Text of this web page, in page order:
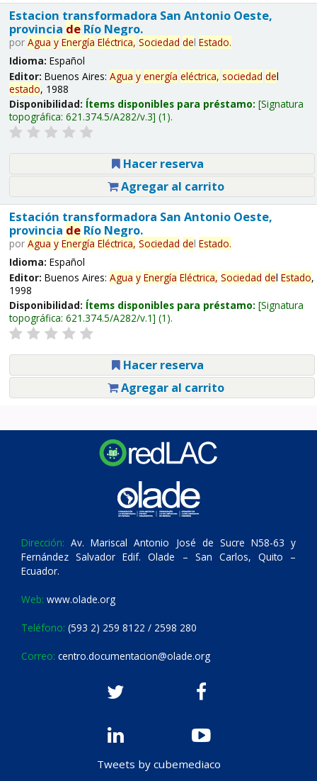
Estacion transformadora San Antonio Oeste,
provincia deRío Negro.
por Agua y Energía Eléctrica, Sociedad del Estado.
Idioma: Español
Editor: Buenos Aires: Agua y energía eléctrica, sociedad del
estado, 1988
Disponibilidad: Ítems disponibles para préstamo: Signatura
topográfica: 621.374.5/A282/v.3 (1).
Hacer reserva
Agregar al carrito
Estación transformadora San Antonio Oeste,
provincia deRío Negro.
por Agua y Energía Eléctrica, Sociedad del Estado.
Idioma: Español
Editor: Buenos Aires: Agua y Energía Eléctrica, Sociedad del Estado,
1998
Disponibilidad: Ítems disponibles para préstamo: Signatura
topográfica: 621.374.5/A282/v.1 (1).
Hacer reserva
Agregar al carrito
Dirección: Av. Mariscal Antonio José de Sucre N58-63 y
Fernández Salvador Edif. Olade – San Carlos, Quito –
Ecuador.
Web: www.olade.org
Teléfono: (593 2) 259 8122 / 2598 280
Correo: centro.documentacion@olade.org
Tweets by cubemediaco